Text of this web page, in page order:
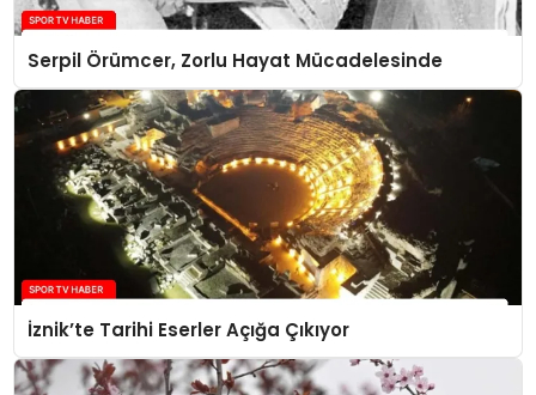
Serpil Örümcer, Zorlu Hayat Mücadelesinde
İznik’te Tarihi Eserler Açığa Çıkıyor